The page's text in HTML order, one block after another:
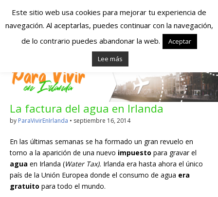
Españoles en
Irlanda – Vivir en
Irlanda – Trabajo
en Irlanda –
Alojamiento en
Irlanda
Blog dedicado a los que viven, estudian y trabajan en
Irlanda!
La factura del agua en Irlanda
by ParaVivirEnIrlanda • septiembre 16, 2014
En las últimas semanas se ha formado un gran revuelo en
torno a la aparición de una nuevo impuesto para gravar el
agua en Irlanda (Water Tax). Irlanda era hasta ahora el único
país de la Unión Europea donde el consumo de agua era
gratuito para todo el mundo.
Este sitio web usa cookies para mejorar tu experiencia de
navegación. Al aceptarlas, puedes continuar con la navegación,
de lo contrario puedes abandonar la web.
Aceptar
Lee más